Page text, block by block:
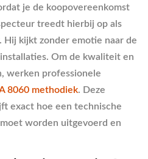
je de koopovereenkomst
treedt hierbij op als
Hij kijkt zonder emotie naar de
Om de kwaliteit en
werken professionele
8060 methodiek. Deze
exact hoe een technische
worden uitgevoerd en